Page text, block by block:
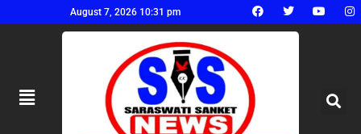
August 7, 2026 10:31 pm